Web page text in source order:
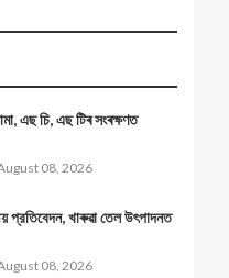
এছ চি, এছ টিৰ সংৰক্ষণত
08, 2026
প্রতিবেদন, খাৰুৱা তেল উৎপাদনত
08, 2026